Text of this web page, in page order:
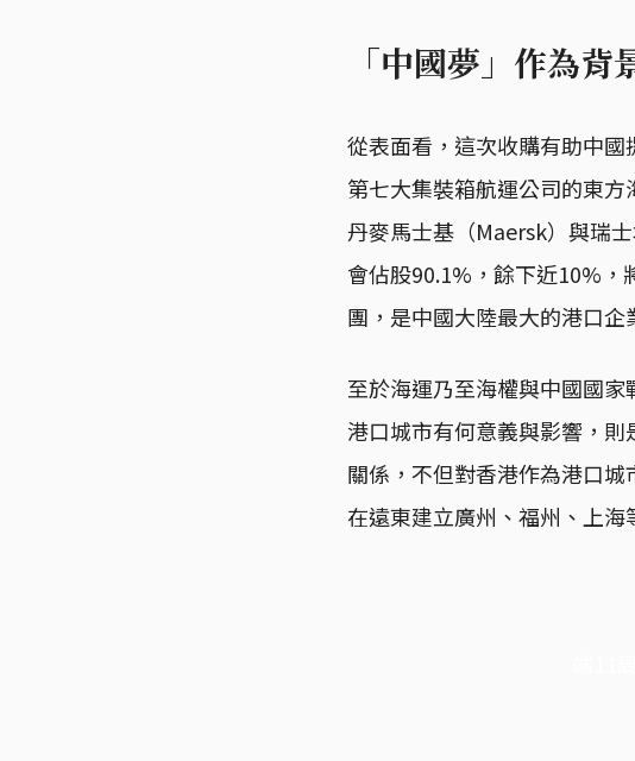
「中國夢」作為背
從表面看，這次收購有助中
第七大集裝箱航運公司的東
丹麥馬士基（Maersk）與瑞
會佔股90.1%，餘下近10%，
團，是中國大陸最大的港口企
至於海運乃至海權與中國國
港口城市有何意義與影響，
關係，不但對香港作為港口
在遠東建立廣州、福州、上